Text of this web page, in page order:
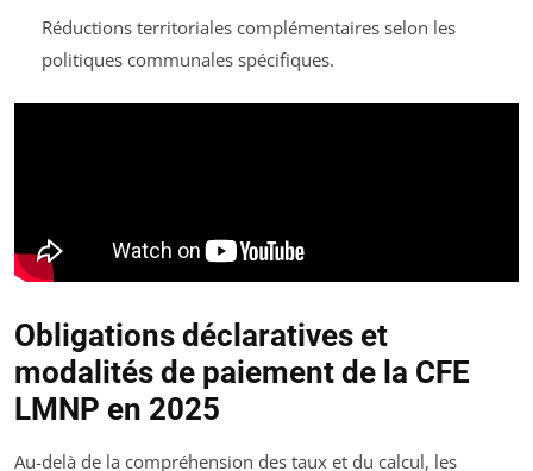
Réductions territoriales complémentaires selon les
politiques communales spécifiques.
Obligations déclaratives et
modalités de paiement de la CFE
LMNP en 2025
Au-delà de la compréhension des taux et du calcul, les